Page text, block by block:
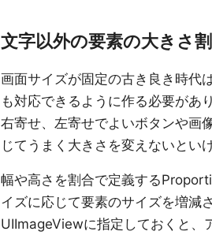
文字以外の要素の大きさ
画面サイズが固定の古き良き時代
も対応できるように作る必要があ
右寄せ、左寄せでよいボタンや画
じてうまく大きさを変えないとい
幅や高さを割合で定義する
イズに応じて要素のサイズを増減
UIImageViewに指定しておくと、